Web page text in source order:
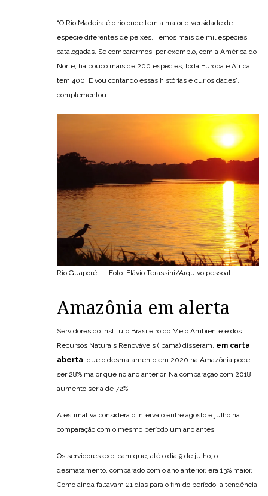
“O Rio Madeira é o rio onde tem a maior diversidade de
espécie diferentes de peixes. Temos mais de mil espécies
catalogadas. Se compararmos, por exemplo, com a América do
Norte, há pouco mais de 200 espécies, toda Europa e África,
tem 400. E vou contando essas histórias e curiosidades”,
complementou.
Rio Guaporé. — Foto: Flávio Terassini/Arquivo pessoal
Amazônia em alerta
Servidores do Instituto Brasileiro do Meio Ambiente e dos
Recursos Naturais Renováveis (Ibama) disseram, em carta
aberta, que o desmatamento em 2020 na Amazônia pode
ser 28% maior que no ano anterior. Na comparação com 2018,
aumento seria de 72%.
A estimativa considera o intervalo entre agosto e julho na
comparação com o mesmo período um ano antes.
Os servidores explicam que, até o dia 9 de julho, o
desmatamento, comparado com o ano anterior, era 13% maior.
Como ainda faltavam 21 dias para o fim do período, a tendência